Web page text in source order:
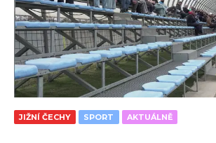
JIŽNÍ ČECHY SPORT AKTUÁLNĚ